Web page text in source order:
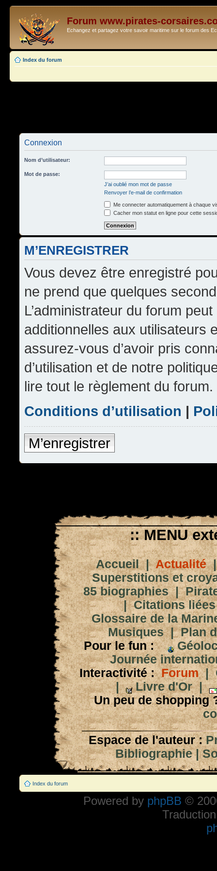
Forum www.pirates-
Echangez et partagez votre savoir maritime sur le forum des
Index du forum
Connexion
Nom d’utilisateur:
Mot de passe:
J’ai oublié mon mot de passe
Renvoyer l’e-mail de confirmation
Me connecter automatiquement à chaque
Cacher mon statut en ligne pour cette
M’ENREGISTRER
Vous devez être enregistré
ne prend que quelques
L’administrateur du forum
additionnelles aux utilisateurs
assurez-vous d’avoir pris
d’utilisation et de notre
lire tout le règlement du forum.
Conditions d’utilisation |
M’enregistrer
:: MENU
Accueil|Actualité
Superstitions et
85 biographies|
|Citations
Glossaire de la
Musiques|Plan
Pour le fun :
Journée
Interactivité : Forum|
|
Livre d'Or|
Un peu de shopping
Espace de l'auteur :
Bibliographie|
Index du forum
Powered by phpBB ©